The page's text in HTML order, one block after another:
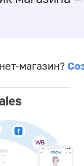
магазин?